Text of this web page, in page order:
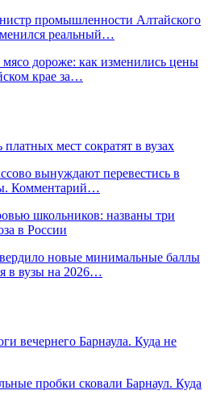
промышленности Алтайского
реальный…
дороже: как изменились цены
крае за…
мест сократят в вузах
вынуждают перевестись в
Комментарий…
школьников: названы три
в России
новые минимальные баллы
в вузы на 2026…
вечернего Барнаула. Куда не
пробки сковали Барнаул. Куда